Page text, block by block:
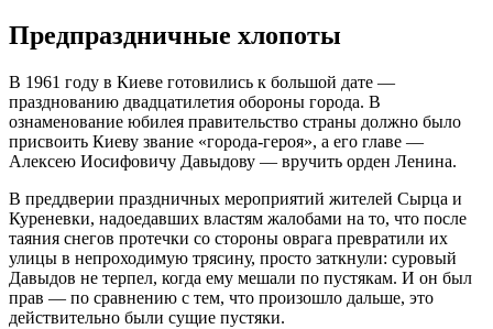
Предпраздничные хлопоты
В 1961 году в Киеве готовились к большой дате —
празднованию двадцатилетия обороны города. В
ознаменование юбилея правительство страны должно было
присвоить Киеву звание «города-героя», а его главе —
Алексею Иосифовичу Давыдову — вручить орден Ленина.
В преддверии праздничных мероприятий жителей Сырца и
Куреневки, надоедавших властям жалобами на то, что после
таяния снегов протечки со стороны оврага превратили их
улицы в непроходимую трясину, просто заткнули: суровый
Давыдов не терпел, когда ему мешали по пустякам. И он был
прав — по сравнению с тем, что произошло дальше, это
действительно были сущие пустяки.